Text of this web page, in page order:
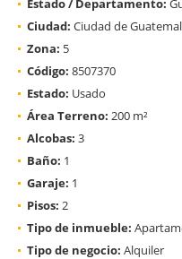
Estado / Departamento:
Ciudad: Ciudad de
Zona: 5
Código: 8507370
Estado: Usado
Área Terreno: 200 m²
Alcobas: 3
Baño: 1
Garaje: 1
Pisos: 2
Tipo de inmueble:
Tipo de negocio: Alquiler